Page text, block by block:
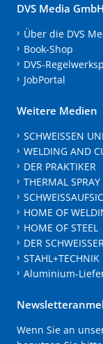
DVS Media GmbH
Über die DVS
Book-Shop
DVS-
JobPortal
Weitere Medien
SCHWEISSEN
WELDING AND
DER PRAKTIKER
THERMAL
HOME OF
HOME OF STEEL
DER SCHWEISSER
STAHL+TECHNIK
Aluminium-
Wenn Sie an